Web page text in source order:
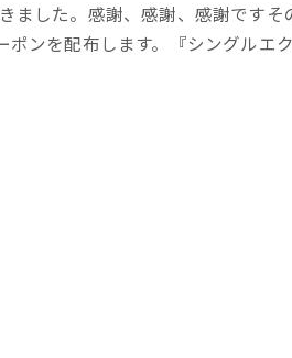
ました。感謝、感謝、感謝ですそ
ンを配布します。『シングルエク